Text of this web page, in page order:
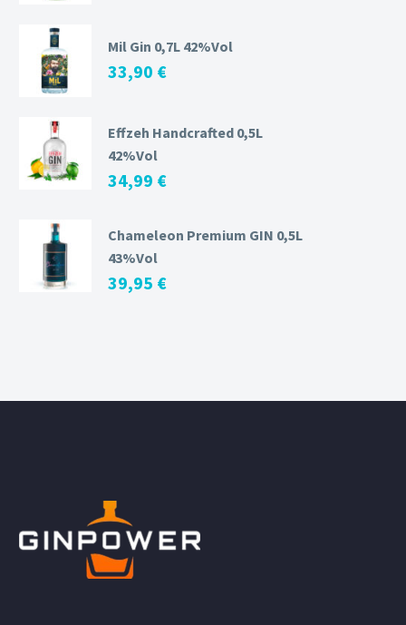
Mil Gin 0,7L 42%Vol
33,90 €
Effzeh Handcrafted 0,5L
42%Vol
34,99 €
Chameleon Premium GIN 0,5L
43%Vol
39,95 €